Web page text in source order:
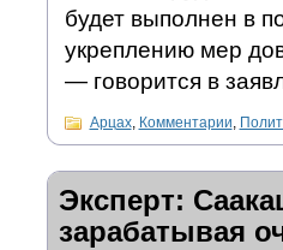
будет выполнен в
укреплению мер
— говорится в
Арцах, Комментарии,
Эксперт:
зарабатывая